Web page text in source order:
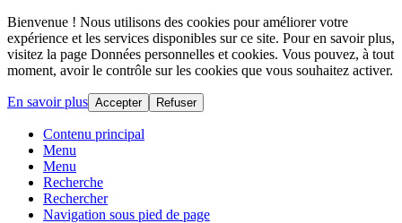
Bienvenue ! Nous utilisons des cookies pour améliorer votre
expérience et les services disponibles sur ce site. Pour en savoir plus,
visitez la page Données personnelles et cookies. Vous pouvez, à tout
moment, avoir le contrôle sur les cookies que vous souhaitez activer.
En savoir plus Accepter Refuser
Contenu principal
Menu
Menu
Recherche
Rechercher
Navigation sous pied de page